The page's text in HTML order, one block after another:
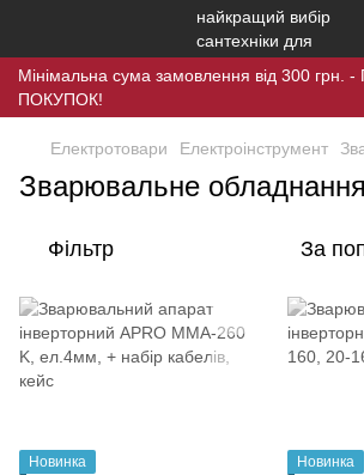
Мінімальна сума замовлення від 300
ПОКУПОК!
Електротовари Електроінструмент
Зварювальне обладнання
Фільтр За
Новинка
Новинка